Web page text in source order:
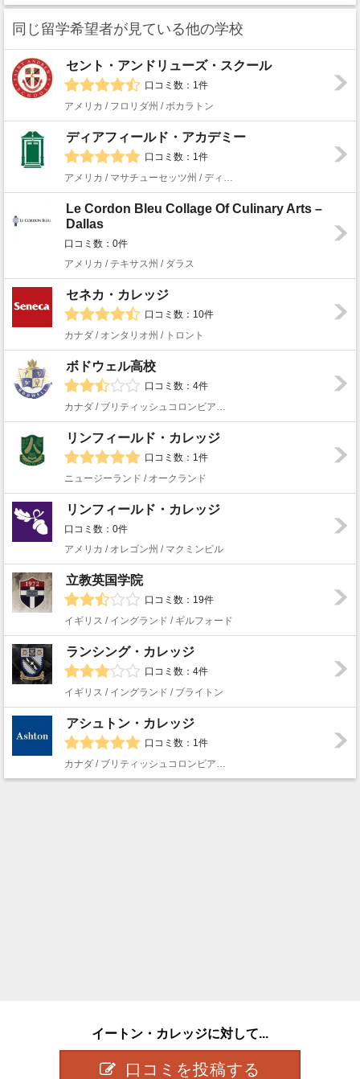
同じ留学希望者が見ている他の学校
セント・アンドリューズ・スクール
口コミ数：1件
アメリカ / フロリダ州 / ボカラトン
ディアフィールド・アカデミー
口コミ数：1件
アメリカ / マサチューセッツ州 / ディアフィールド
Le Cordon Bleu Collage Of Culinary Arts –
Dallas
口コミ数：0件
アメリカ / テキサス州 / ダラス
セネカ・カレッジ
口コミ数：10件
カナダ / オンタリオ州 / トロント
ボドウェル高校
口コミ数：4件
カナダ / ブリティッシュコロンビア州 / バンクーバー
リンフィールド・カレッジ
口コミ数：1件
ニュージーランド / オークランド
リンフィールド・カレッジ
口コミ数：0件
アメリカ / オレゴン州 / マクミンビル
立教英国学院
口コミ数：19件
イギリス / イングランド / ギルフォード
ランシング・カレッジ
口コミ数：4件
イギリス / イングランド / ブライトン
アシュトン・カレッジ
口コミ数：1件
カナダ / ブリティッシュコロンビア州 / バンクーバー
イートン・カレッジに対して...
口コミを投稿する